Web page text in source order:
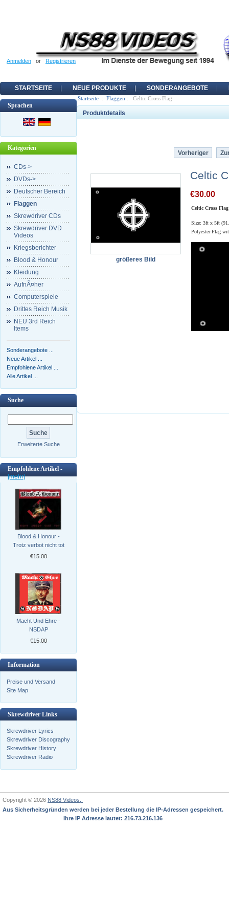
Anmelden or Registrieren
STARTSEITE NEUE PRODUKTE SONDERANGEBOTE
Sprachen
Kategorien
CDs->
DVDs->
Deutscher Bereich
Flaggen
Skrewdriver CDs
Skrewdriver DVD
Videos
Kriegsberichter
Blood & Honour
Kleidung
AufnÃ¤her
Computerspiele
Drittes Reich Musik
NEU 3rd Reich
Items
Sonderangebote ...
Neue Artikel ...
Empfohlene Artikel ...
Alle Artikel ...
Suche
Erweiterte Suche
Empfohlene Artikel -
[mehr]
Blood & Honour -
Trotz verbot nicht tot
€15.00
Macht Und Ehre -
NSDAP
€15.00
Information
Preise und Versand
Site Map
Skrewdriver Links
Skrewdriver Lyrics
Skrewdriver Discography
Skrewdriver History
Skrewdriver Radio
Startseite :: Flaggen :: Celtic Cross Flag
Produktdetails
Vorheriger
größeres Bild
Celtic
€30.00
Celtic Cross Flag
Size: 3ft x 5ft
Polyester Flag
Copyright © 2026 NS88 Videos,
Aus Sicherheitsgründen werden bei jeder Bestellung die IP-Adressen gespeichert.
Ihre IP Adresse lautet: 216.73.216.136